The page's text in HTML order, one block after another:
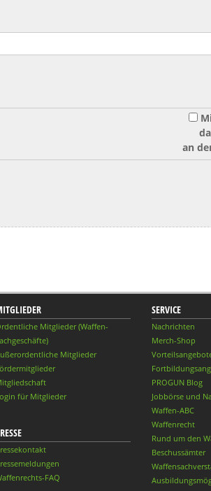
an
Mitglieder (Waffen-
Mitglieder
für Mitglieder
FAQ
SERVICE
Nachrichten
Merch-Shop
PROGUN Blog
Jobbörse und
Waffen-ABC
Waffenrecht
Rund um den
Beschussämter